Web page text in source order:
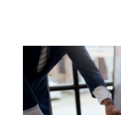
–
Edición
Pádel